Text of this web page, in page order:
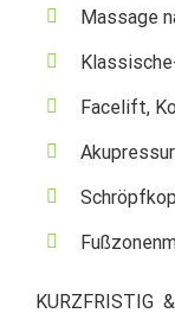
Massage
Facelift,
KURZFRISTIG